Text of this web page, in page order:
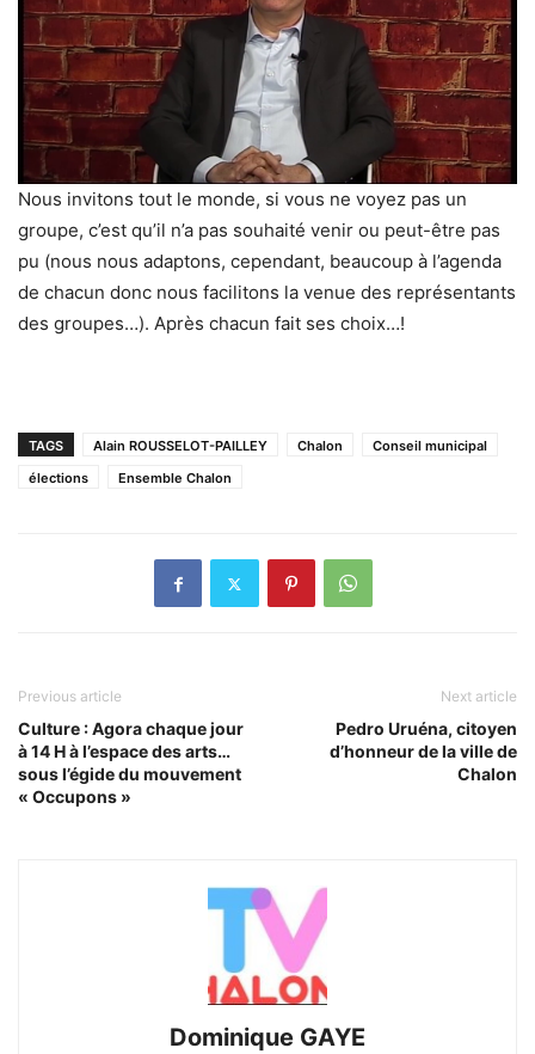
Nous invitons tout le monde, si vous ne voyez pas un
groupe, c’est qu’il n’a pas souhaité venir ou peut-être pas
pu (nous nous adaptons, cependant, beaucoup à l’agenda
de chacun donc nous facilitons la venue des représentants
des groupes…). Après chacun fait ses choix…!
TAGS Alain ROUSSELOT-PAILLEY Chalon
Conseil municipal
élections
Ensemble Chalon
Previous article
Culture : Agora chaque jour
à 14 H à l’espace des arts…
sous l’égide du mouvement
« Occupons »
Next article
Pedro Uruéna, citoyen
d’honneur de la ville de
Chalon
Dominique GAYE